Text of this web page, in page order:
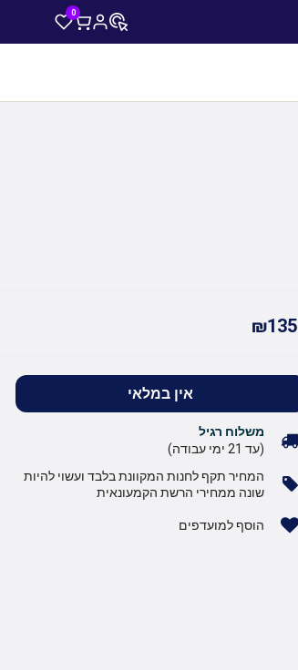
0
₪135
אין במלאי
משלוח רגיל
(עד 21 ימי עבודה)
המחיר תקף לחנות המקוונת בלבד ועשוי להיות
שונה ממחירי הרשת הקמעונאית
הוסף למועדפים